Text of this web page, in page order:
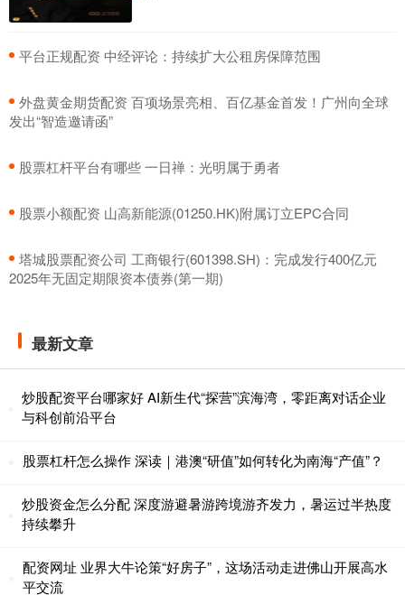
​平台正规配资 中经评论：持续扩大公租房保障范围
​外盘黄金期货配资 百项场景亮相、百亿基金首发！广州向全球
发出“智造邀请函”
​股票杠杆平台有哪些 一日禅：光明属于勇者
​股票小额配资 山高新能源(01250.HK)附属订立EPC合同
​塔城股票配资公司 工商银行(601398.SH)：完成发行400亿元
2025年无固定期限资本债券(第一期)
最新文章
炒股配资平台哪家好 AI新生代“探营”滨海湾，零距离对话企业
与科创前沿平台
股票杠杆怎么操作 深读｜港澳“研值”如何转化为南海“产值”？
炒股资金怎么分配 深度游避暑游跨境游齐发力，暑运过半热度
持续攀升
配资网址 业界大牛论策“好房子”，这场活动走进佛山开展高水
平交流